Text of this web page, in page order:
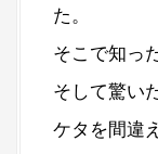
た。
そこで知っ
そして驚い
ケタを間違